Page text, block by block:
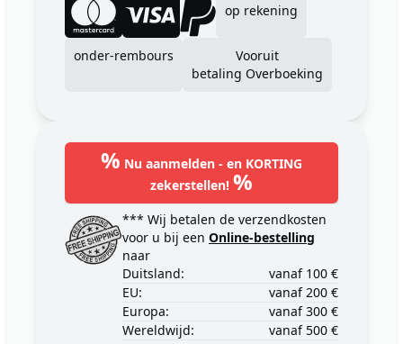
op rekening
onder-rembours
Vooruit
betaling Overboeking
% Nu aanmelden - en KORTING
zekerstellen! %
*** Wij betalen de verzendkosten
voor u bij een Online-bestelling
naar
Duitsland:
vanaf 100 €
EU:
vanaf 200 €
Europa:
vanaf 300 €
Wereldwijd:
vanaf 500 €